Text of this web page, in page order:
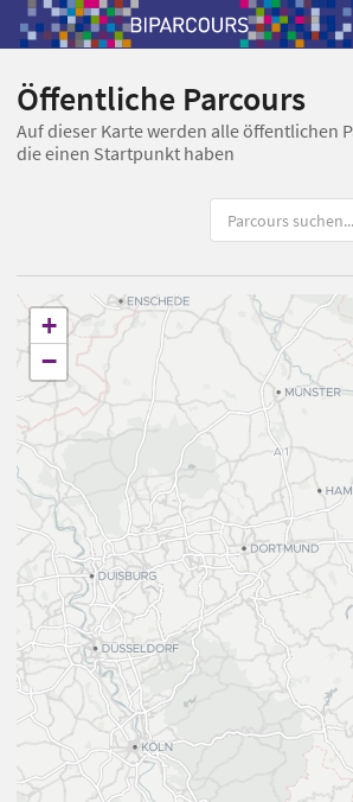
Öffentliche Parcours
Auf dieser Karte werden alle öffentlichen
die einen Startpunkt haben
+
−